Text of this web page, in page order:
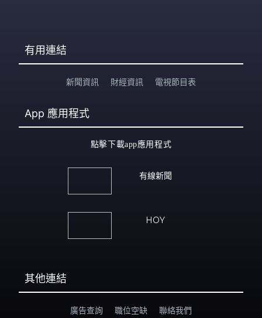
有用連結
新聞資訊 財經資訊 電視節目表
App 應用程式
點擊下載app應用程式
有線新聞
HOY
其他連結
廣告查詢 職位空缺 聯絡我們